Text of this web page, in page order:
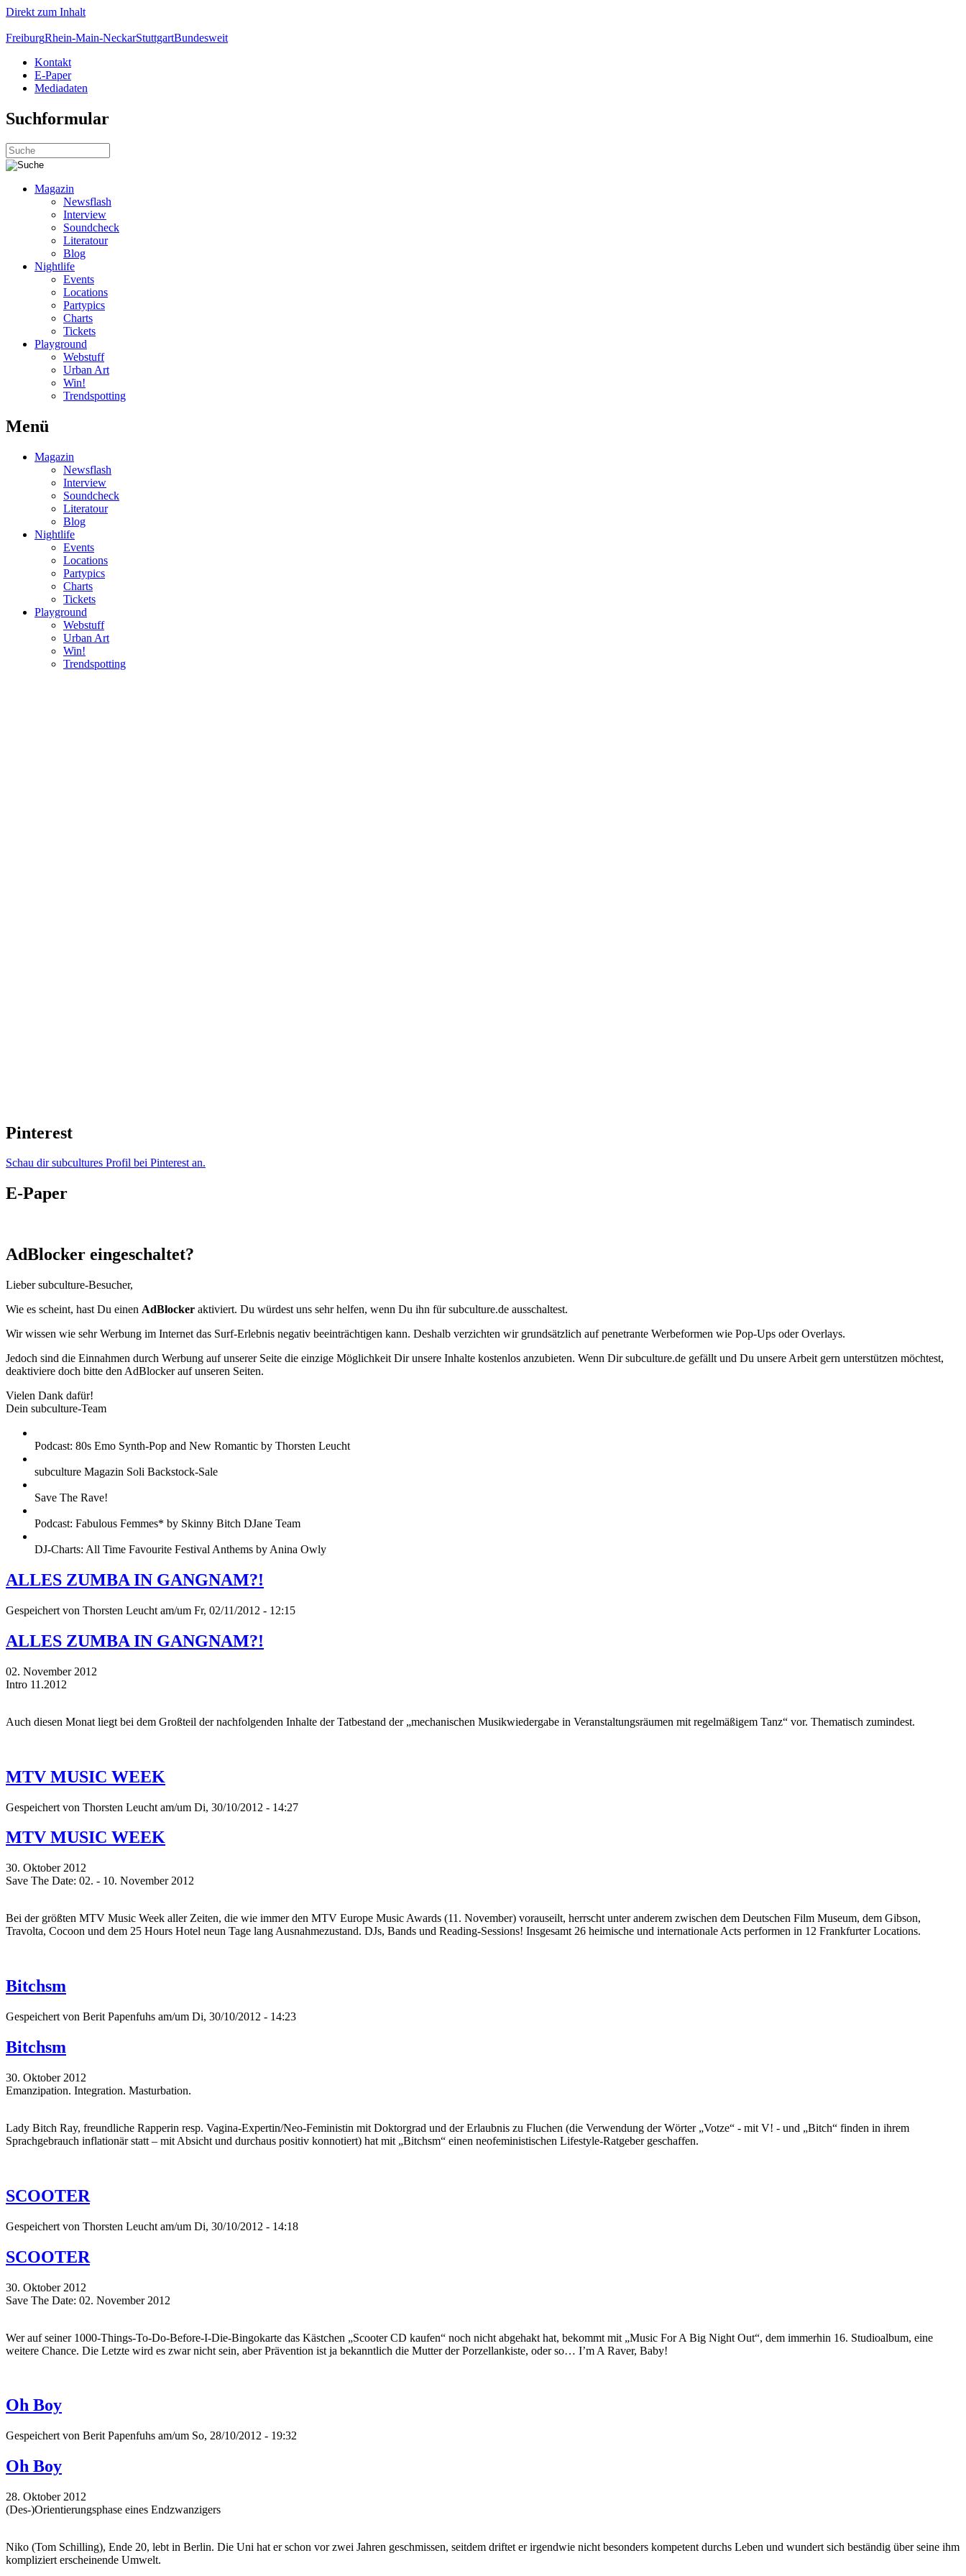
Direkt zum Inhalt
FreiburgRhein-Main-NeckarStuttgartBundesweit
Kontakt
E-Paper
Mediadaten
Suchformular
Magazin
Newsflash
Interview
Soundcheck
Literatour
Blog
Nightlife
Events
Locations
Partypics
Charts
Tickets
Playground
Webstuff
Urban Art
Win!
Trendspotting
Menü
Magazin
Newsflash
Interview
Soundcheck
Literatour
Blog
Nightlife
Events
Locations
Partypics
Charts
Tickets
Playground
Webstuff
Urban Art
Win!
Trendspotting
Pinterest
Schau dir subcultures Profil bei Pinterest an.
E-Paper
AdBlocker eingeschaltet?
Lieber subculture-Besucher,
Wie es scheint, hast Du einen AdBlocker aktiviert. Du würdest uns sehr helfen, wenn Du ihn für subculture.de ausschaltest.
Wir wissen wie sehr Werbung im Internet das Surf-Erlebnis negativ beeinträchtigen kann. Deshalb verzichten wir grundsätzlich auf penetrante Werbeformen wie Pop-Ups oder Overlays.
Jedoch sind die Einnahmen durch Werbung auf unserer Seite die einzige Möglichkeit Dir unsere Inhalte kostenlos anzubieten. Wenn Dir subculture.de gefällt und Du unsere Arbeit gern unterstützen möchtest,
deaktiviere doch bitte den AdBlocker auf unseren Seiten.
Vielen Dank dafür!
Dein subculture-Team
Podcast: 80s Emo Synth-Pop and New Romantic by Thorsten Leucht
subculture Magazin Soli Backstock-Sale
Save The Rave!
Podcast: Fabulous Femmes* by Skinny Bitch DJane Team
DJ-Charts: All Time Favourite Festival Anthems by Anina Owly
ALLES ZUMBA IN GANGNAM?!
Gespeichert von Thorsten Leucht am/um Fr, 02/11/2012 - 12:15
ALLES ZUMBA IN GANGNAM?!
02. November 2012
Intro 11.2012
Auch diesen Monat liegt bei dem Großteil der nachfolgenden Inhalte der Tatbestand der „mechanischen Musikwiedergabe in Veranstaltungsräumen mit regelmäßigem Tanz“ vor. Thematisch zumindest.
MTV MUSIC WEEK
Gespeichert von Thorsten Leucht am/um Di, 30/10/2012 - 14:27
MTV MUSIC WEEK
30. Oktober 2012
Save The Date: 02. - 10. November 2012
Bei der größten MTV Music Week aller Zeiten, die wie immer den MTV Europe Music Awards (11. November) vorauseilt, herrscht unter anderem zwischen dem Deutschen Film Museum, dem Gibson,
Travolta, Cocoon und dem 25 Hours Hotel neun Tage lang Ausnahmezustand. DJs, Bands und Reading-Sessions! Insgesamt 26 heimische und internationale Acts performen in 12 Frankfurter Locations.
Bitchsm
Gespeichert von Berit Papenfuhs am/um Di, 30/10/2012 - 14:23
Bitchsm
30. Oktober 2012
Emanzipation. Integration. Masturbation.
Lady Bitch Ray, freundliche Rapperin resp. Vagina-Expertin/Neo-Feministin mit Doktorgrad und der Erlaubnis zu Fluchen (die Verwendung der Wörter „Votze“ - mit V! - und „Bitch“ finden in ihrem
Sprachgebrauch inflationär statt – mit Absicht und durchaus positiv konnotiert) hat mit „Bitchsm“ einen neofeministischen Lifestyle-Ratgeber geschaffen.
SCOOTER
Gespeichert von Thorsten Leucht am/um Di, 30/10/2012 - 14:18
SCOOTER
30. Oktober 2012
Save The Date: 02. November 2012
Wer auf seiner 1000-Things-To-Do-Before-I-Die-Bingokarte das Kästchen „Scooter CD kaufen“ noch nicht abgehakt hat, bekommt mit „Music For A Big Night Out“, dem immerhin 16. Studioalbum, eine
weitere Chance. Die Letzte wird es zwar nicht sein, aber Prävention ist ja bekanntlich die Mutter der Porzellankiste, oder so… I’m A Raver, Baby!
Oh Boy
Gespeichert von Berit Papenfuhs am/um So, 28/10/2012 - 19:32
Oh Boy
28. Oktober 2012
(Des-)Orientierungsphase eines Endzwanzigers
Niko (Tom Schilling), Ende 20, lebt in Berlin. Die Uni hat er schon vor zwei Jahren geschmissen, seitdem driftet er irgendwie nicht besonders kompetent durchs Leben und wundert sich beständig über seine ihm
kompliziert erscheinende Umwelt.